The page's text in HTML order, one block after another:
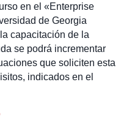
en el «Enterprise
de Georgia
capacitación de la
se podrá incrementar
que soliciten esta
indicados en el